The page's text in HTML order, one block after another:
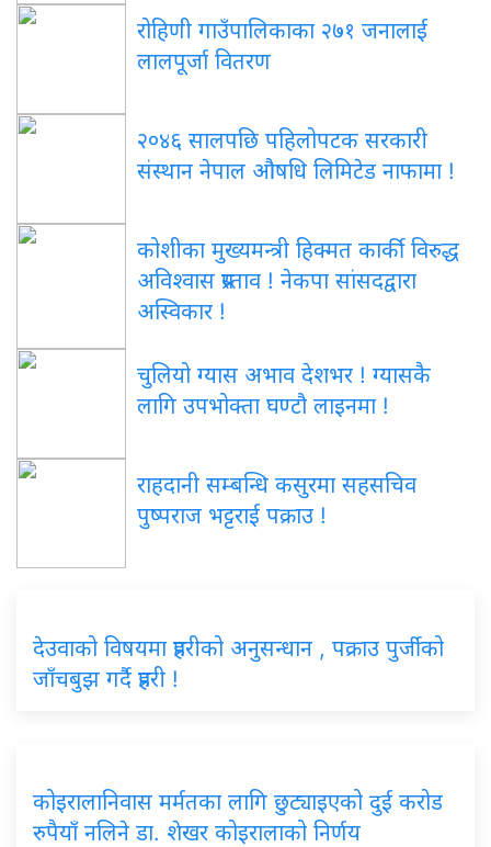
रोहिणी गाउँपालिकाका २७१ जनालाई
लालपूर्जा वितरण
२०४६ सालपछि पहिलोपटक सरकारी
संस्थान नेपाल औषधि लिमिटेड नाफामा !
कोशीका मुख्यमन्त्री हिक्मत कार्की विरुद्ध
अविश्वास प्रस्ताव ! नेकपा सांसदद्वारा
अस्विकार !
चुलियो ग्यास अभाव देशभर ! ग्यासकै
लागि उपभोक्ता घण्टौ लाइनमा !
राहदानी सम्बन्धि कसुरमा सहसचिव
पुष्पराज भट्टराई पक्राउ !
देउवाको विषयमा प्रहरीको अनुसन्धान , पक्राउ पुर्जीको
जाँचबुझ गर्दै प्रहरी !
कोइरालानिवास मर्मतका लागि छुट्याइएको दुई करोड
रुपैयाँ नलिने डा. शेखर कोइरालाको निर्णय